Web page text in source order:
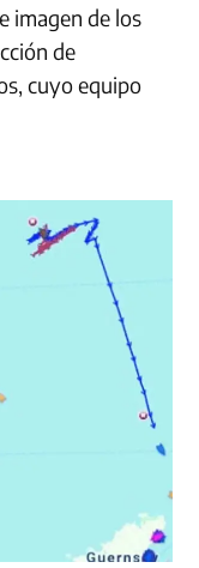
imagen de los
de
cuyo equipo